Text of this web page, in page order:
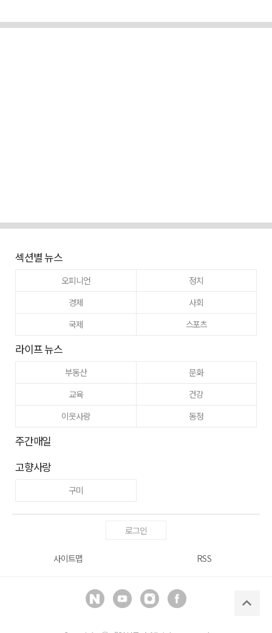
섹션별 뉴스
오피니언
정치
경제
사회
국제
스포츠
라이프 뉴스
부동산
문화
교육
건강
이웃사랑
동정
주간매일
고향사랑
구미
로그인
사이트맵 RSS